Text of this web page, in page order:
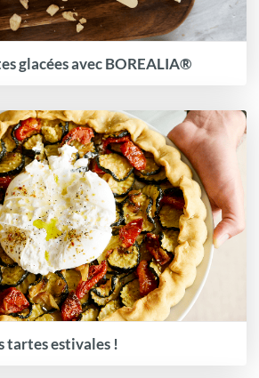
glacées avec BOREALIA®
tartes estivales !